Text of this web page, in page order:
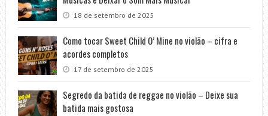
18 de setembro de 2025
Como tocar Sweet Child O’ Mine no violão – cifra e
acordes completos
17 de setembro de 2025
Segredo da batida de reggae no violão – Deixe sua
batida mais gostosa